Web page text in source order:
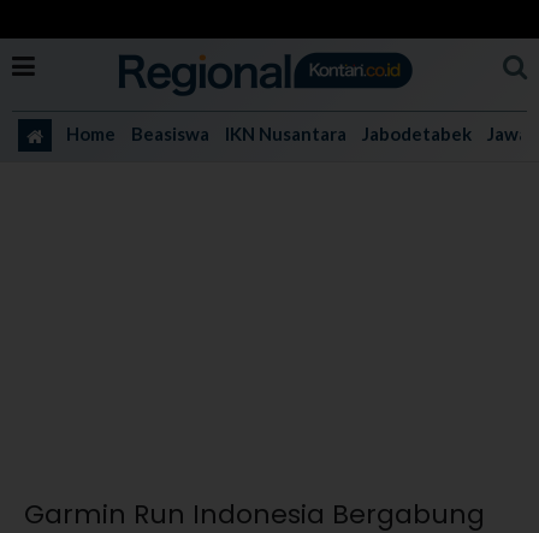
Home Beasiswa IKN Nusantara Jabodetabek Jawa
Garmin Run Indonesia Bergabung